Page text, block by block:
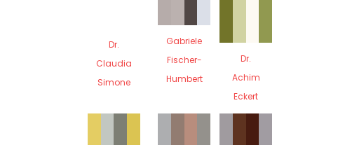
Dr.
Claudia
Simone
Gabriele
Fischer-
Humbert
Dr.
Achim
Eckert